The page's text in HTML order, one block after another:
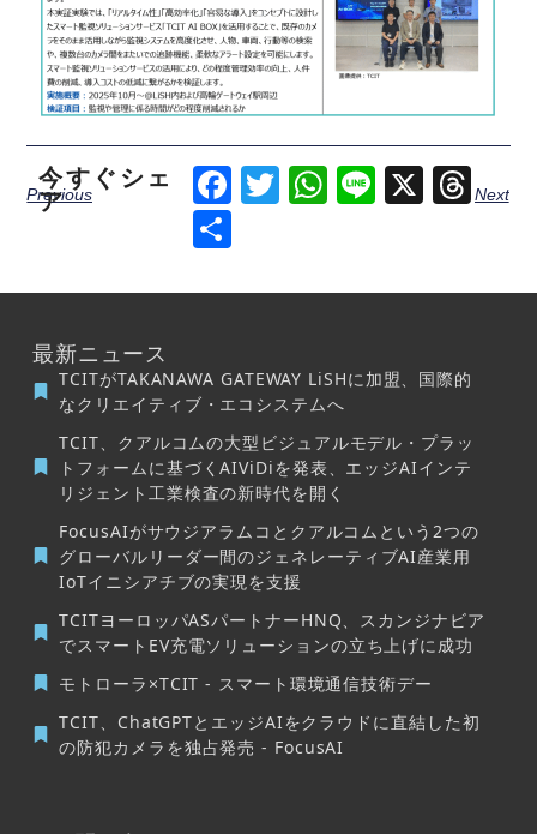
Previous Next
今すぐシェ
ア Facebook
Twitter
WhatsApp
Line
X
最新ニュース
TCITがTAKANAWA GATEWAY LiSHに加盟、国際的
なクリエイティブ・エコシステムへ
TCIT、クアルコムの大型ビジュアルモデル・プラッ
トフォームに基づくAIViDiを発表、エッジAIインテ
リジェント工業検査の新時代を開く
FocusAIがサウジアラムコとクアルコムという2つの
グローバルリーダー間のジェネレーティブAI産業用
IoTイニシアチブの実現を支援
TCITヨーロッパASパートナーHNQ、スカンジナビア
でスマートEV充電ソリューションの立ち上げに成功
モトローラ×TCIT - スマート環境通信技術デー
TCIT、ChatGPTとエッジAIをクラウドに直結した初
の防犯カメラを独占発売 - FocusAI